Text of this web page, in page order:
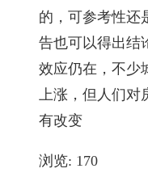
的，可参考性还
告也可以得出结
效应仍在，不少
上涨，但人们
有改变
浏览: 170